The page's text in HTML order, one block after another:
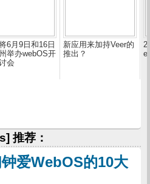
6月9日和16日
举办webOS开
会
新应用来加持Veer的
推出？
推荐：
爱WebOS的10大